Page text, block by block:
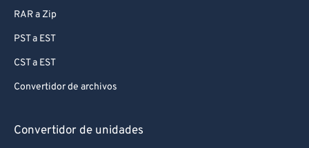
RAR a Zip
PST a EST
CST a EST
Convertidor de archivos
Convertidor de unidades